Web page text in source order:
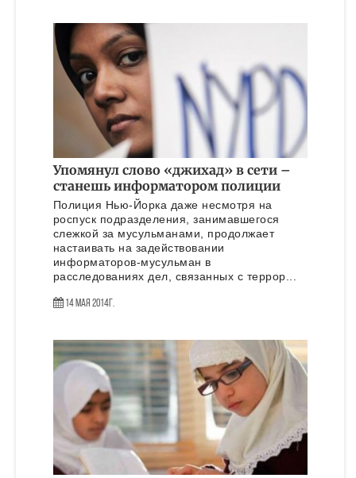
Упомянул слово «джихад» в сети –
станешь информатором полиции
Полиция Нью-Йорка даже несмотря на
роспуск подразделения, занимавшегося
слежкой за мусульманами, продолжает
настаивать на задействовании
информаторов-мусульман в
расследованиях дел, связанных с террор...
14 Мая 2014г.